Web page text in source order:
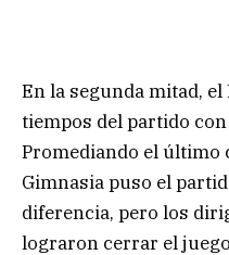
En la segunda mitad,
tiempos del partido
Promediando el último
Gimnasia puso el
diferencia, pero los
lograron cerrar el